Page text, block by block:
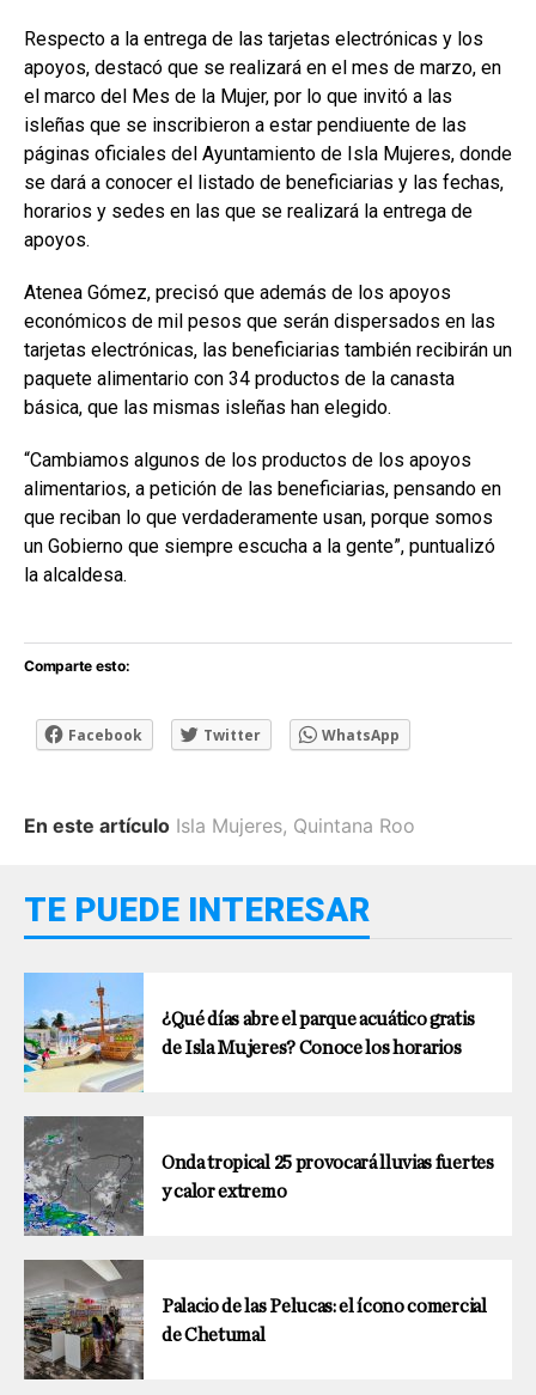
Respecto a la entrega de las tarjetas electrónicas y los
apoyos, destacó que se realizará en el mes de marzo, en
el marco del Mes de la Mujer, por lo que invitó a las
isleñas que se inscribieron a estar pendiuente de las
páginas oficiales del Ayuntamiento de Isla Mujeres, donde
se dará a conocer el listado de beneficiarias y las fechas,
horarios y sedes en las que se realizará la entrega de
apoyos.
Atenea Gómez, precisó que además de los apoyos
económicos de mil pesos que serán dispersados en las
tarjetas electrónicas, las beneficiarias también recibirán un
paquete alimentario con 34 productos de la canasta
básica, que las mismas isleñas han elegido.
“Cambiamos algunos de los productos de los apoyos
alimentarios, a petición de las beneficiarias, pensando en
que reciban lo que verdaderamente usan, porque somos
un Gobierno que siempre escucha a la gente”, puntualizó
la alcaldesa.
Comparte esto:
Facebook Twitter WhatsApp
En este artículo Isla Mujeres, Quintana Roo
TE PUEDE INTERESAR
¿Qué días abre el parque acuático gratis
de Isla Mujeres? Conoce los horarios
Onda tropical 25 provocará lluvias fuertes
y calor extremo
Palacio de las Pelucas: el ícono comercial
de Chetumal